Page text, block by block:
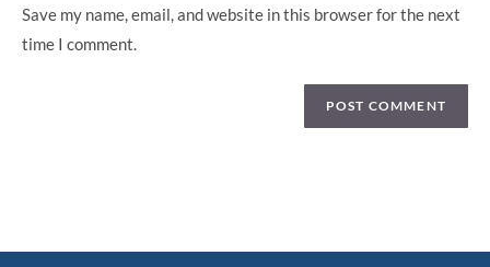
Save my name, email, and website in this browser for the next
time I comment.